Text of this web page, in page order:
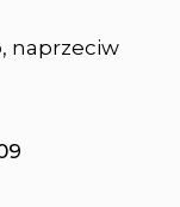
naprzeciw